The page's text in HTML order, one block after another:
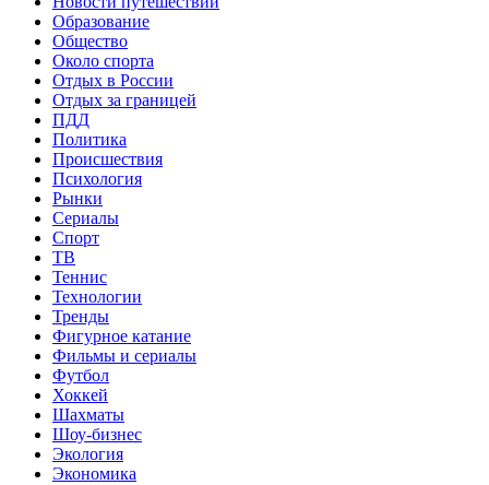
Образование
Общество
Около спорта
Отдых в России
Отдых за границей
ПДД
Политика
Происшествия
Психология
Рынки
Сериалы
Спорт
ТВ
Теннис
Технологии
Тренды
Фигурное катание
Фильмы и сериалы
Футбол
Хоккей
Шахматы
Шоу-бизнес
Экология
Экономика